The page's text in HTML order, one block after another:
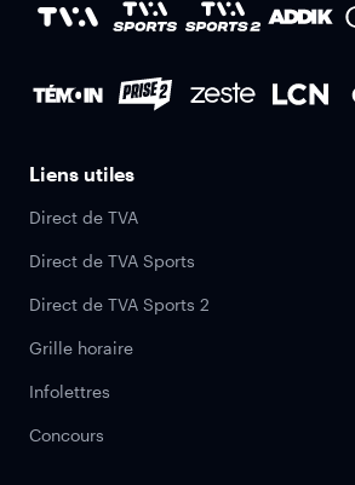
Liens utiles
Direct de TVA
Direct de TVA Sports
Direct de TVA Sports 2
Grille horaire
Infolettres
Concours